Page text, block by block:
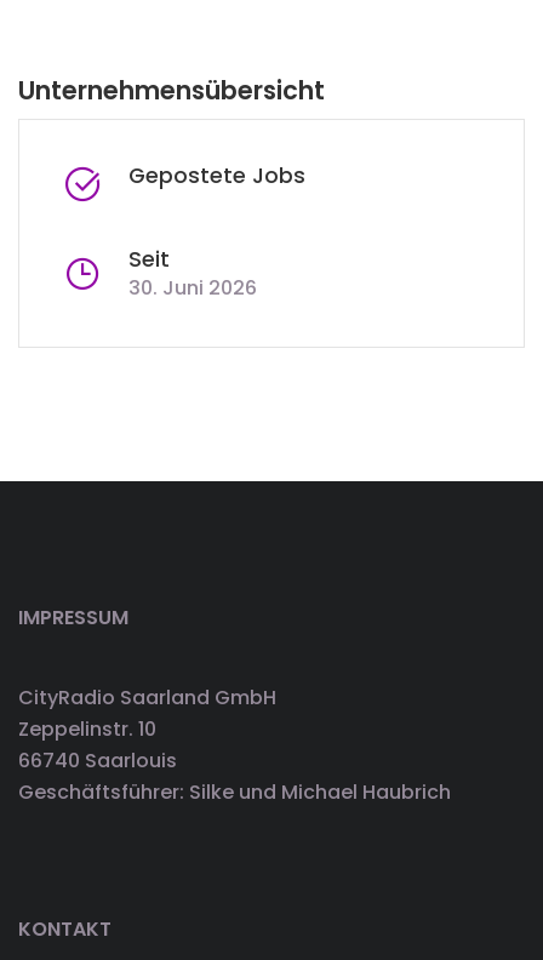
Unternehmensübersicht
Gepostete Jobs
Seit
30. Juni 2026
IMPRESSUM
CityRadio Saarland GmbH
Zeppelinstr. 10
66740 Saarlouis
Geschäftsführer: Silke und Michael Haubrich
KONTAKT